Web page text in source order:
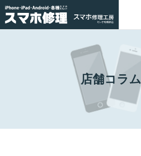
店舗コラム